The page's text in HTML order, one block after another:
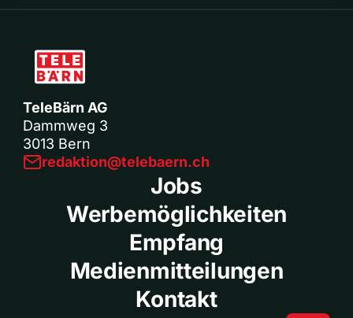
TeleBärn AG
Dammweg 3
3013 Bern
redaktion@telebaern.ch
Jobs
Werbemöglichkeiten
Empfang
Medienmitteilungen
Kontakt